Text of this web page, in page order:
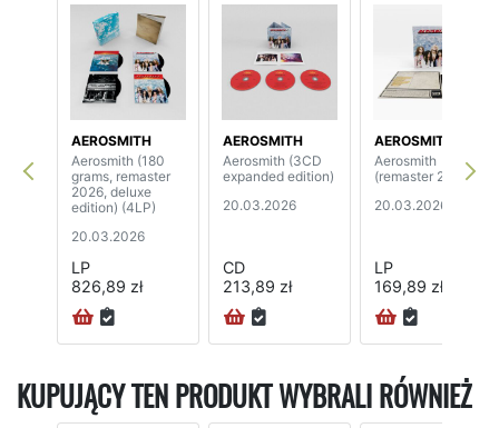
AEROSMITH
Aerosmith (180
grams, remaster
2026, deluxe
edition) (4LP)
20.03.2026
LP
826,89 zł
AEROSMITH
Aerosmith (3CD
expanded edition)
20.03.2026
CD
213,89 zł
AEROSMITH
Aerosmith
(remaster 2026)
20.03.2026
LP
169,89 zł
KUPUJĄCY TEN PRODUKT WYBRALI RÓWNIEŻ